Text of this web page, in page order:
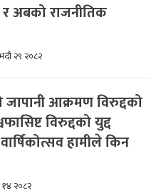
अबको राजनीतिक
२९ २०८२
जापानी आक्रमण विरुद्दको
विरुद्दको युद्द
हामीले किन
२०८२